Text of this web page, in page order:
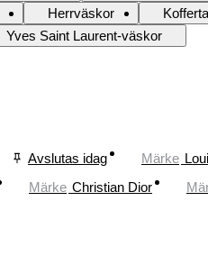
Herrväskor
Yves Saint Laurent-väskor
Avslutas idag Märke
Märke Christian Dior